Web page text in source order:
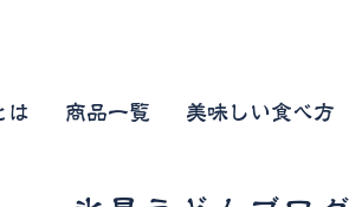
は 商品一覧 美味しい食べ方